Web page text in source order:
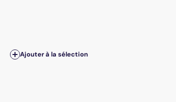
Ajouter à la sélection